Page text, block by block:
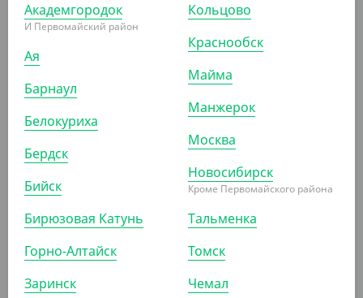
АРТ. 33162
348 ₽
(6.96 ₽/ШТ)
Контейнер Pratico, 160*91*24мм
УП (50)
АРТ. 33086
Академгородок
И Первомайский район
Ая
Барнаул
Белокуриха
Бердск
Бийск
Бирюзовая Катунь
Горно-Алтайск
Заринск
Кольцово
Краснообск
Майма
Манжерок
Москва
Новосибирск
Кроме Первомайского района
Тальменка
Томск
Чемал